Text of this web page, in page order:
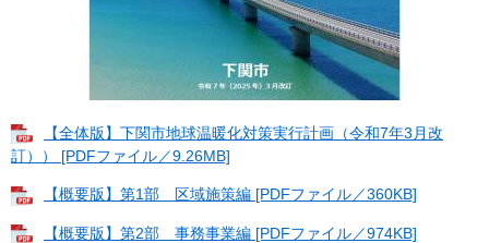
【全体版】下関市地球温暖化対策実行計画（令和7年3月改
訂）） [PDFファイル／9.26MB]
【概要版】第1部 区域施策編 [PDFファイル／360KB]
【概要版】第2部 事務事業編 [PDFファイル／974KB]